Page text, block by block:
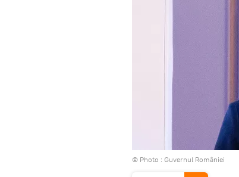
© Photo : Guvernul României